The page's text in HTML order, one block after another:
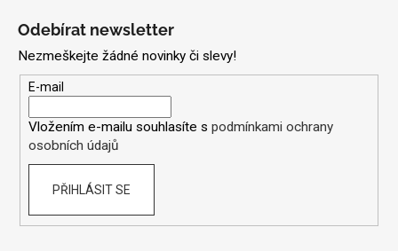
Odebírat newsletter
Nezmeškejte žádné novinky či slevy!
E-mail
Vložením e-mailu souhlasíte s podmínkami ochrany
osobních údajů
PŘIHLÁSIT SE